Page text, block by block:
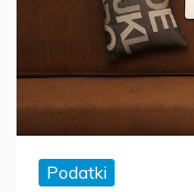
Podatki